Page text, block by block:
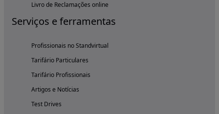
Livro de Reclamações online
Serviços e ferramentas
Profissionais no Standvirtual
Tarifário Particulares
Tarifário Profissionais
Artigos e Notícias
Test Drives